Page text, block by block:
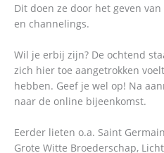
Dit doen ze door het geven
en channelings.
Wil je erbij zijn? De ochtend
zich hier toe aangetrokken
hebben. Geef je wel op! Na
naar de online bijeenkomst.
Eerder lieten o.a. Saint
Grote Witte Broederschap,